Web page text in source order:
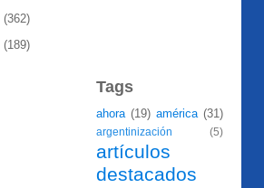
(362)
(189)
Tags
ahora (19) américa (31)
argentinización (5)
artículos
destacados